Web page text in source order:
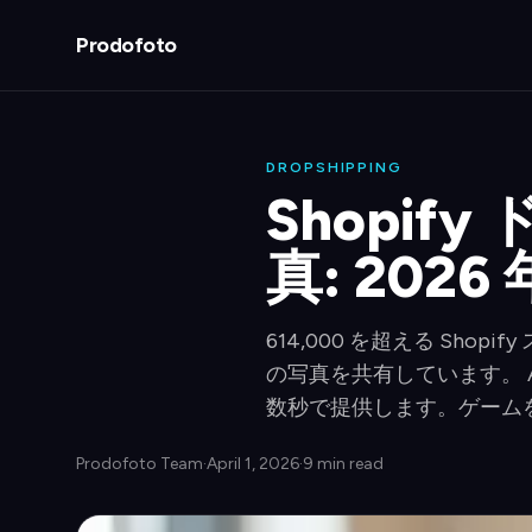
Prodofoto
DROPSHIPPING
Shopify
真: 2026
614,000 を超える Shopify
の写真を共有しています
数秒で提供します。ゲー
Prodofoto Team·April 1, 2026·9 min read